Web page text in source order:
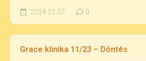
2024.02.07. 0
Grace klinika 11/23 – Döntés